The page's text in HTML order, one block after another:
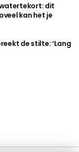
dit
kan het je
de stilte: ‘Lang